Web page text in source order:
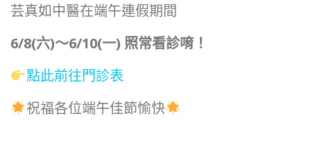
芸真如中醫在端午連假期間
6/8(六)～6/10(一) 照常看診唷！
點此前往門診表
祝福各位端午佳節愉快